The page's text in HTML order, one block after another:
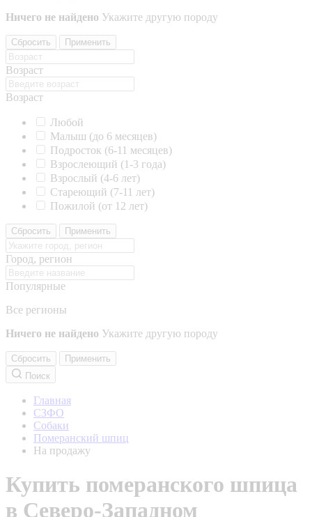
Ничего не найдено Укажите другую породу
Сбросить Применить
Возраст
Возраст
Любой
Малыш (до 6 месяцев)
Подросток (6-11 месяцев)
Взрослеющий (1-3 года)
Взрослый (4-6 лет)
Стареющий (7-11 лет)
Пожилой (от 12 лет)
Сбросить Применить
Город, регион
Популярные
Все регионы
Ничего не найдено Укажите другую породу
Сбросить
Применить
Поиск
Главная
СЗФО
Собаки
Померанский шпиц
На продажу
Купить померанского шпица
в Северо-Западном